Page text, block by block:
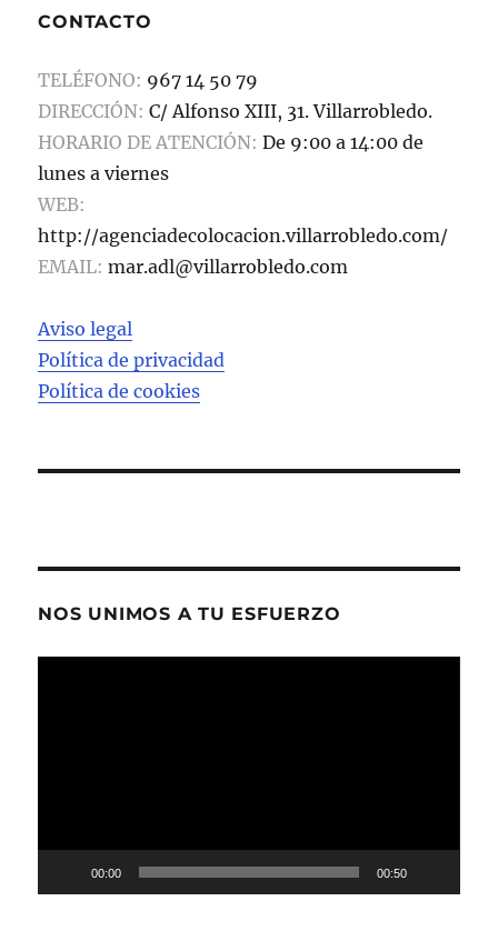
CONTACTO
TELÉFONO: 967 14 50 79
DIRECCIÓN: C/ Alfonso XIII, 31. Villarrobledo.
HORARIO DE ATENCIÓN: De 9:00 a 14:00 de
lunes a viernes
WEB:
http://agenciadecolocacion.villarrobledo.com/
EMAIL: mar.adl@villarrobledo.com
Aviso legal
Política de privacidad
Política de cookies
NOS UNIMOS A TU ESFUERZO
00:00 00:50